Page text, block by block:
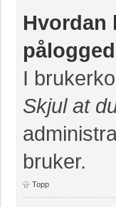
Hvordan
I
Skjul at
bruker.
Topp